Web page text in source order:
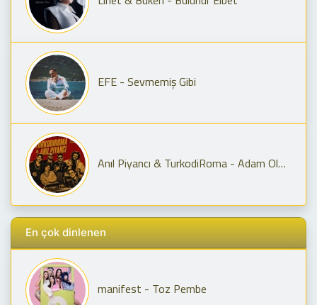
EFE - Sevmemiş Gibi
Anıl Piyancı & TurkodiRoma - Adam Olmaz X Yay Burcun Seni Geriyor
En çok dinlenen
manifest - Toz Pembe